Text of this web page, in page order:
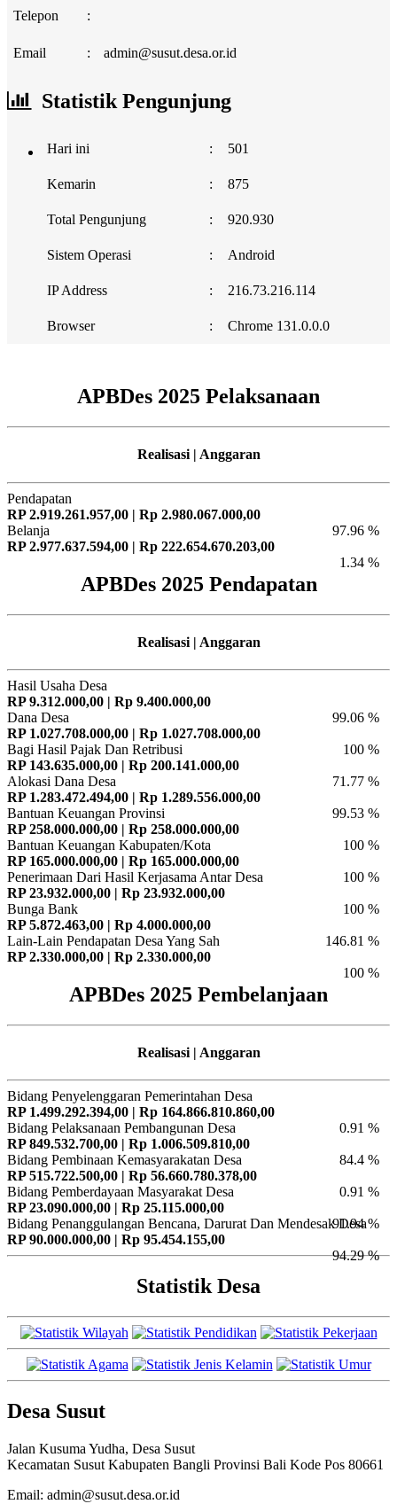
Telepon :
Email : admin@susut.desa.or.id
Statistik Pengunjung
Hari ini : 501
Kemarin : 875
Total Pengunjung : 920.930
Sistem Operasi : Android
IP Address : 216.73.216.114
Browser : Chrome 131.0.0.0
APBDes 2025 Pelaksanaan
Realisasi | Anggaran
Pendapatan
RP 2.919.261.957,00 | Rp 2.980.067.000,00
97.96 %
Belanja
RP 2.977.637.594,00 | Rp 222.654.670.203,00
1.34 %
APBDes 2025 Pendapatan
Realisasi | Anggaran
Hasil Usaha Desa
RP 9.312.000,00 | Rp 9.400.000,00
99.06 %
Dana Desa
RP 1.027.708.000,00 | Rp 1.027.708.000,00
100 %
Bagi Hasil Pajak Dan Retribusi
RP 143.635.000,00 | Rp 200.141.000,00
71.77 %
Alokasi Dana Desa
RP 1.283.472.494,00 | Rp 1.289.556.000,00
99.53 %
Bantuan Keuangan Provinsi
RP 258.000.000,00 | Rp 258.000.000,00
100 %
Bantuan Keuangan Kabupaten/Kota
RP 165.000.000,00 | Rp 165.000.000,00
100 %
Penerimaan Dari Hasil Kerjasama Antar Desa
RP 23.932.000,00 | Rp 23.932.000,00
100 %
Bunga Bank
RP 5.872.463,00 | Rp 4.000.000,00
146.81 %
Lain-Lain Pendapatan Desa Yang Sah
RP 2.330.000,00 | Rp 2.330.000,00
100 %
APBDes 2025 Pembelanjaan
Realisasi | Anggaran
Bidang Penyelenggaran Pemerintahan Desa
RP 1.499.292.394,00 | Rp 164.866.810.860,00
0.91 %
Bidang Pelaksanaan Pembangunan Desa
RP 849.532.700,00 | Rp 1.006.509.810,00
84.4 %
Bidang Pembinaan Kemasyarakatan Desa
RP 515.722.500,00 | Rp 56.660.780.378,00
0.91 %
Bidang Pemberdayaan Masyarakat Desa
RP 23.090.000,00 | Rp 25.115.000,00
91.94 %
Bidang Penanggulangan Bencana, Darurat Dan Mendesak Desa
RP 90.000.000,00 | Rp 95.454.155,00
94.29 %
Statistik Desa
Desa Susut
Jalan Kusuma Yudha, Desa Susut
Kecamatan Susut Kabupaten Bangli Provinsi Bali Kode Pos 80661
Email: admin@susut.desa.or.id